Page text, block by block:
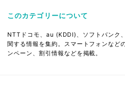
このカテゴリーについて
NTTドコモ、au (KDDI)、ソフトバンク
関する情報を集約。スマートフォンなど
ンペーン、割引情報などを掲載。